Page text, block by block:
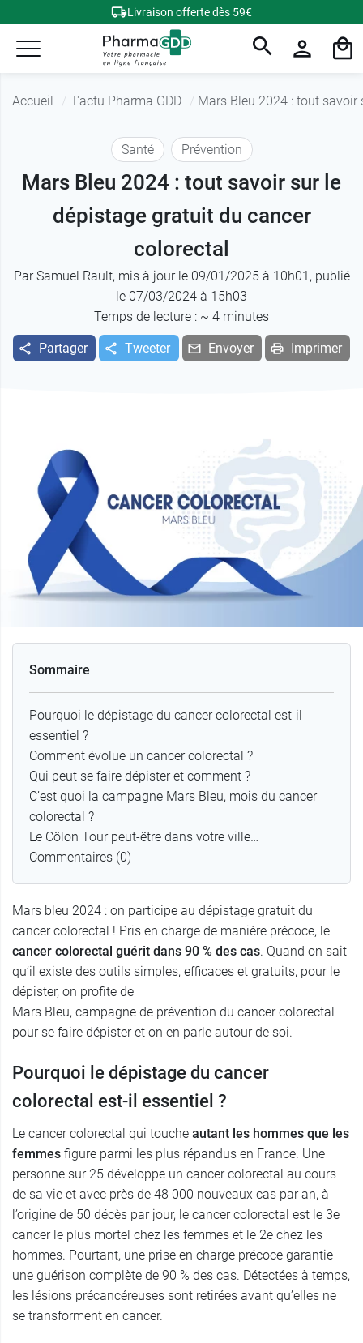
Livraison offerte dès 59€
Accueil L'actu Pharma GDD Mars Bleu 2024 : tout
Santé Prévention
Mars Bleu 2024 : tout savoir sur le
dépistage gratuit du cancer
colorectal
ParSamuel Rault, mis à jour le 09/01/2025 à 10h01, publié
le 07/03/2024 à 15h03
Temps de lecture : ~ 4 minutes
Partager Tweeter Envoyer Imprimer
Sommaire
Pourquoi le dépistage du cancer colorectal est-il
essentiel ?
Comment évolue un cancer colorectal ?
Qui peut se faire dépister et comment ?
C’est quoi la campagne Mars Bleu, mois du cancer
colorectal ?
Le Côlon Tour peut-être dans votre ville…
Commentaires (0)
Mars bleu 2024 : on participe au dépistage gratuit du
cancer colorectal ! Pris en charge de manière précoce, le
cancer colorectal guérit dans 90 % des cas. Quand on sait
qu’il existe des outils simples, efficaces et gratuits, pour le
dépister, on profite de
Mars Bleu, campagne de prévention du cancer colorectal
pour se faire dépister et on en parle autour de soi.
Pourquoi le dépistage du cancer
colorectal est-il essentiel ?
Le cancer colorectal qui touche autant les hommes que les
femmes figure parmi les plus répandus en France. Une
personne sur 25 développe un cancer colorectal au cours
de sa vie et avec près de 48 000 nouveaux cas par an, à
l’origine de 50 décès par jour, le cancer colorectal est le 3e
cancer le plus mortel chez les femmes et le 2e chez les
hommes. Pourtant, une prise en charge précoce garantie
une guérison complète de 90 % des cas. Détectées à temps,
les lésions précancéreuses sont retirées avant qu’elles ne
se transforment en cancer.